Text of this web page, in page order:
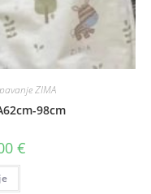
ZIMA
98cm
€Raspon
cijena:
Ovaj